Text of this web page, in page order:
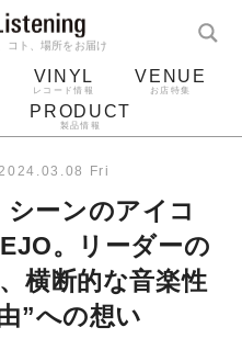
コト、場所をお届け
VINYL
レコード情報
VENUE
お店特集
PRODUCT
製品情報
ド針
2024.03.08 Fri
ーンのアイコ
。リーダーの
横断的な音楽性
”への想い